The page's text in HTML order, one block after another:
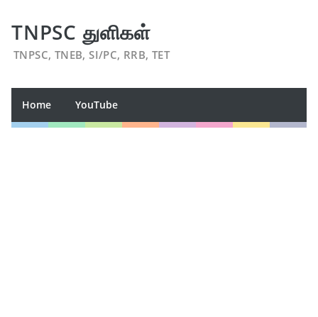
TNPSC துளிகள்
TNPSC, TNEB, SI/PC, RRB, TET
Home YouTube